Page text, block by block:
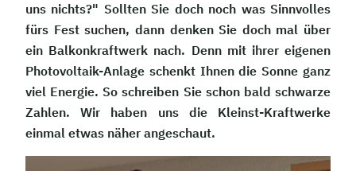
uns nichts?" Sollten Sie doch noch was Sinnvolles
fürs Fest suchen, dann denken Sie doch mal über
ein Balkonkraftwerk nach. Denn mit ihrer eigenen
Photovoltaik-Anlage schenkt Ihnen die Sonne ganz
viel Energie. So schreiben Sie schon bald schwarze
Zahlen. Wir haben uns die Kleinst-Kraftwerke
einmal etwas näher angeschaut.